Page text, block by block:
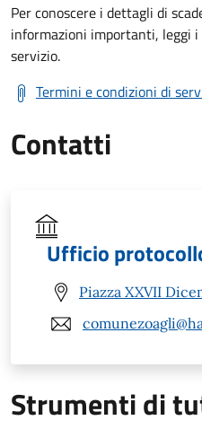
Per conoscere i dettagli di
informazioni importanti, leggi
servizio.
Termini e condizioni di
Contatti
Ufficio
Piazza XXVII
Strumenti di